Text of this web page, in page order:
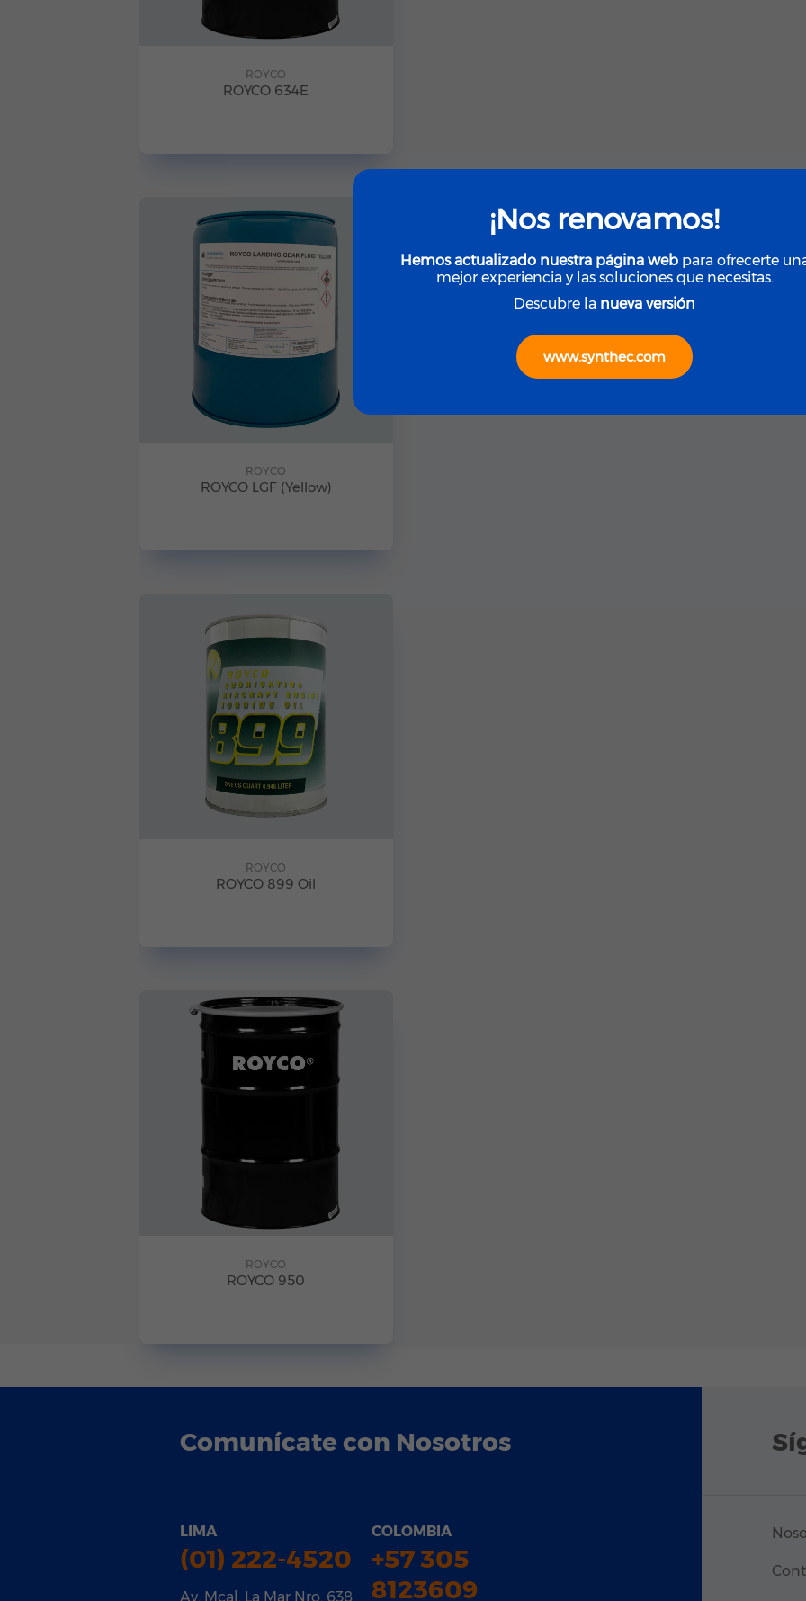
ROYCO
ROYCO 634E
ROYCO
ROYCO LGF (Yellow)
ROYCO
ROYCO 899 Oil
ROYCO
ROYCO 950
Comunícate con Nosotros
LIMA
(01) 222-4520
Av. Mcal. La Mar Nro. 638
COLOMBIA
+57 305
8123609
¡Nos renovamos!
Hemos actualizado nuestra página webpara ofrecerte
mejor experiencia y las soluciones que necesitas.
Descubre la nueva versión
www.synthec.com